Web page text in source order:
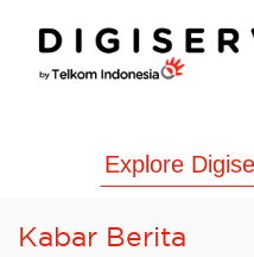
content
Kabar Berita